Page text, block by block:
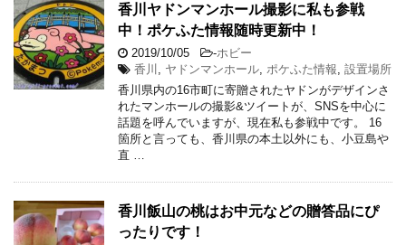
香川ヤドンマンホール撮影に私も参戦
中！ポケふた情報随時更新中！
2019/10/05 -ホビー
香川
ヤドンマンホール ポケふた情報 設置場所
香川県内の16市町に寄贈されたヤドンがデザインさ
れたマンホールの撮影&ツイートが、SNSを中心に
話題を呼んでいますが、現在私も参戦中です。 16
箇所と言っても、香川県の本土以外にも、小豆島や
直 …
香川飯山の桃はお中元などの贈答品にぴ
ったりです！